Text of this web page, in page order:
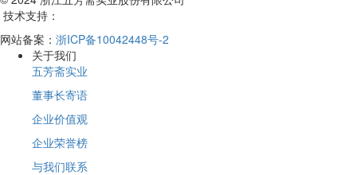
技术支持：
网站备案： 浙ICP备10042448号-2
关于我们
五芳斋实业
董事长寄语
企业价值观
企业荣誉榜
与我们联系